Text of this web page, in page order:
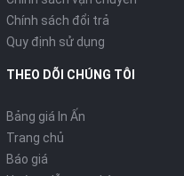
Chính sách đổi trả
Quy định sử dụng
THEO DÕI CHÚNG TÔI
Bảng giá In Ấn
Trang chủ
Báo giá